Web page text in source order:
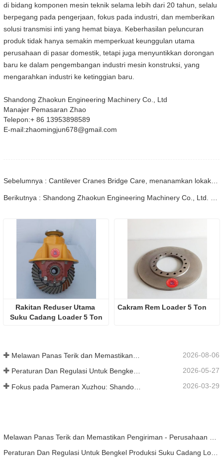
di bidang komponen mesin teknik selama lebih dari 20 tahun, selalu
berpegang pada pengerjaan, fokus pada industri, dan memberikan
solusi transmisi inti yang hemat biaya. Keberhasilan peluncuran
produk tidak hanya semakin memperkuat keunggulan utama
perusahaan di pasar domestik, tetapi juga menyuntikkan dorongan
baru ke dalam pengembangan industri mesin konstruksi, yang
mengarahkan industri ke ketinggian baru.
Shandong Zhaokun Engineering Machinery Co., Ltd
Manajer Pemasaran Zhao
Telepon:+ 86 13953898589
E-mail:zhaomingjun678@gmail.com
Rakitan Reduser Utama
Suku Cadang Loader 5 Ton
Cakram Rem Loader 5 Ton
2026-08-06
Peraturan Dan Regulasi Untuk Bengkel Produksi Suku Cadang Loader ——Shandong Zhaokun Engineering Machinery Co., Ltd 2026-05-27
2026-03-29
Peraturan Dan Regulasi Untuk Bengkel Produksi Suku Cadang Loader ——Shandong Zhaokun Engineering Machinery Co., Ltd